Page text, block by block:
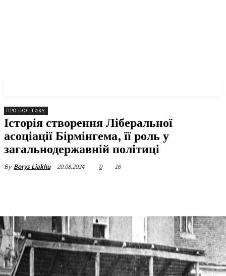
ПРО ПОЛІТИКУ
Історія створення Ліберальної
асоціації Бірмінгема, її роль у
загальнодержавній політиці
By Borys Liakhu 20.08.2024 0 16